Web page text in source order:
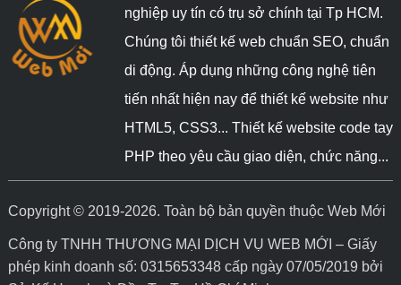
nghiệp uy tín có trụ sở chính tại Tp HCM.
Chúng tôi thiết kế web chuẩn SEO, chuẩn
di động. Áp dụng những công nghệ tiên
tiến nhất hiện nay để thiết kế website như
HTML5, CSS3... Thiết kế website code tay
PHP theo yêu cầu giao diện, chức năng...
Copyright © 2019-2026. Toàn bộ bản quyền thuộc Web Mới
Công ty TNHH THƯƠNG MẠI DỊCH VỤ WEB MỚI – Giấy
phép kinh doanh số: 0315653348 cấp ngày 07/05/2019 bởi